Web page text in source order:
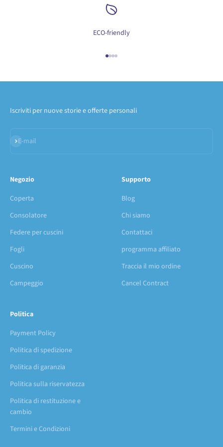
ECO-friendly
Vai all'articolo 1
Vai all'articolo 2
Vai all'articolo 3
Vai all'articolo 4
Iscriviti per nuove storie e offerte personali
E-mail
Iscriviti alla newsletter
Negozio
Coperta
Consolatore
Federe per cuscini
Fogli
Cuscino
Campeggio
Supporto
Blog
Chi siamo
Contattaci
programma affiliato
Traccia il mio ordine
Cancel Contract
Politica
Payment Policy
Politica di spedizione
Politica di garanzia
Politica sulla riservatezza
Politica di restituzione e
cambio
Termini e Condizioni